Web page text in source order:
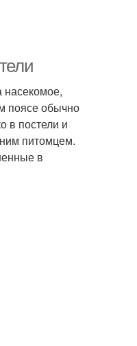
поясе обычно
в постели и
питомцем.
в